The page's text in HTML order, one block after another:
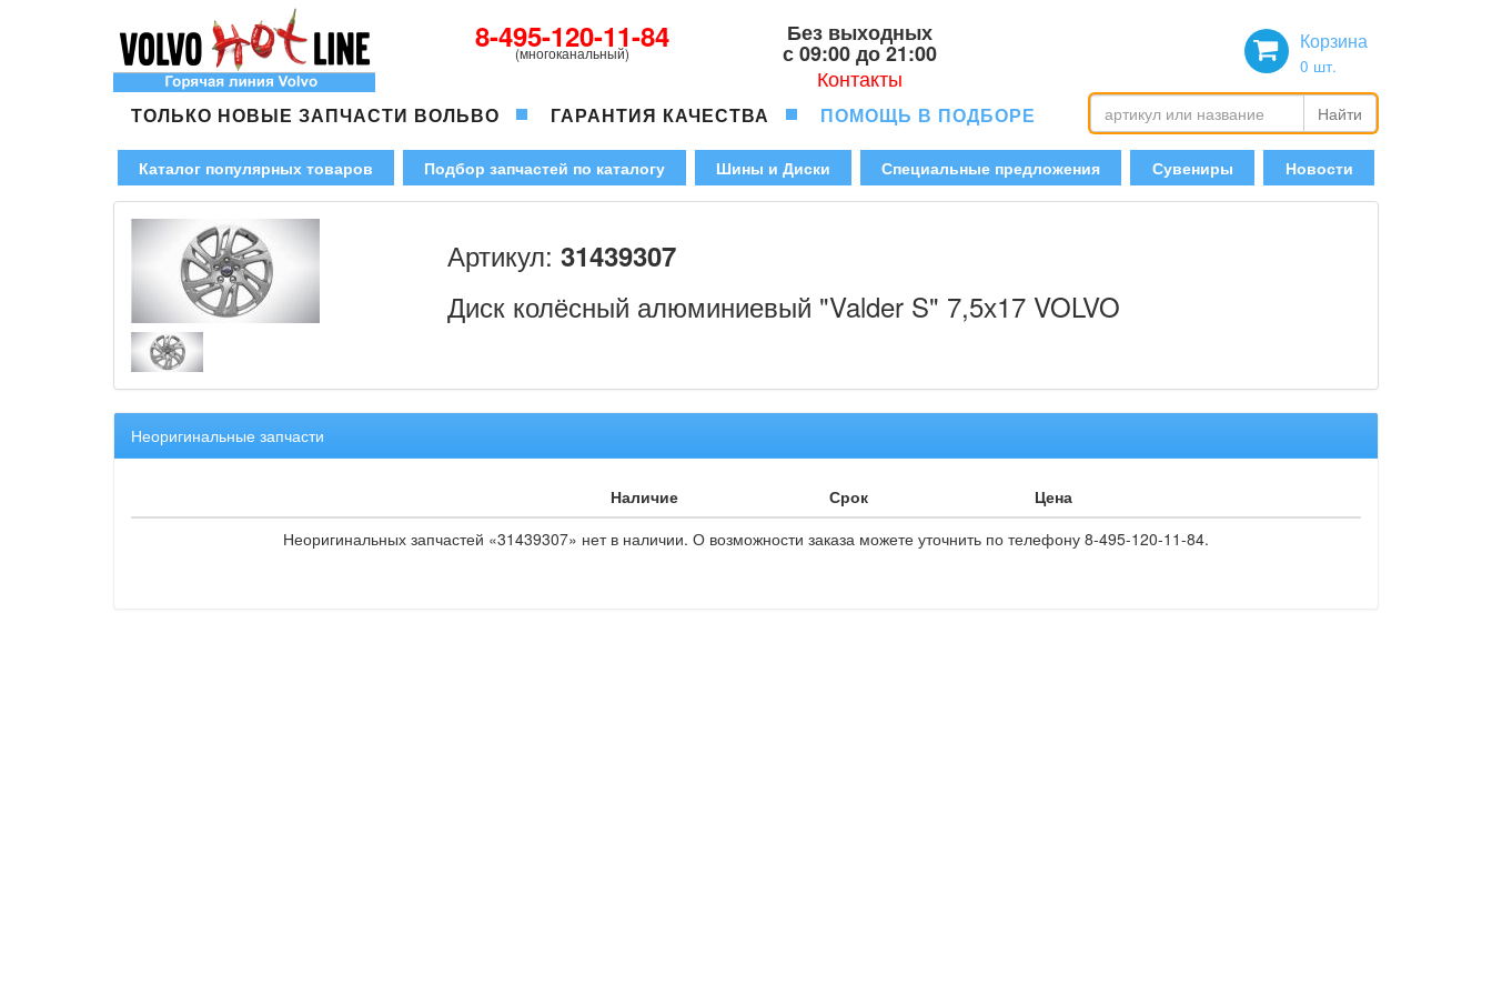
8-495-120-11-84
(многоканальный)
Без выходных
с 09:00 до 21:00
Контакты
Корзина
0 шт.
ТОЛЬКО НОВЫЕ ЗАПЧАСТИ ВОЛЬВО ГАРАНТИЯ КАЧЕСТВА ПОМОЩЬ В ПОДБОРЕ Найти
Каталог популярных товаров Подбор запчастей по каталогу Шины и Диски Специальные предложения Сувениры Новости
Артикул: 31439307
Диск колёсный алюминиевый "Valder S" 7,5х17 VOLVO
Неоригинальные запчасти
Наличие Срок
Цена
Неоригинальных запчастей «31439307» нет в наличии. О возможности заказа можете уточнить по телефону 8-495-120-11-84.